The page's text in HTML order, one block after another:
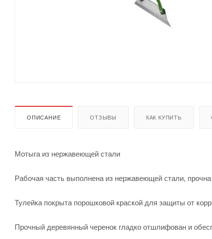
ОПИСАНИЕ ОТЗЫВЫ КАК КУПИТЬ
Мотыга из нержавеющей стали
Рабочая часть выполнена из нержавеющей стали, прочна
Тулейка покрыта порошковой краской для защиты от
Прочный деревянный черенок гладко отшлифован и